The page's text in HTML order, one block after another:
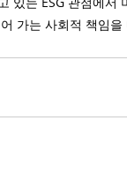
가는 사회적 책임을